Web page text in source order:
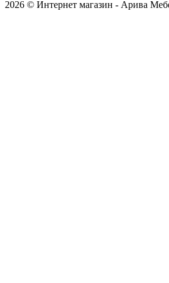
2026 © Интернет магазин - Арива